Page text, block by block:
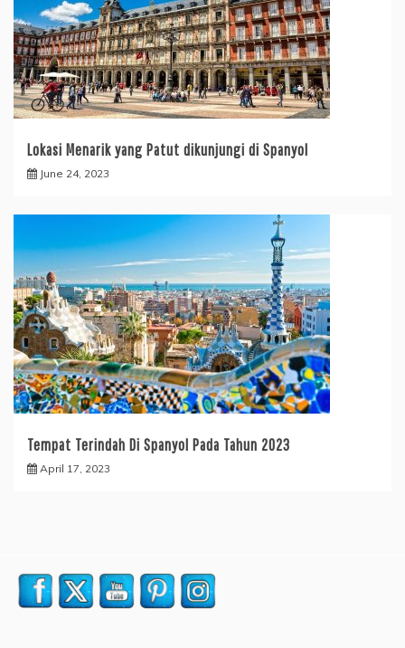
Lokasi Menarik yang Patut dikunjungi di Spanyol
June 24, 2023
Tempat Terindah Di Spanyol Pada Tahun 2023
April 17, 2023